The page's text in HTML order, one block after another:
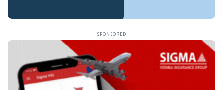
SPONSORED